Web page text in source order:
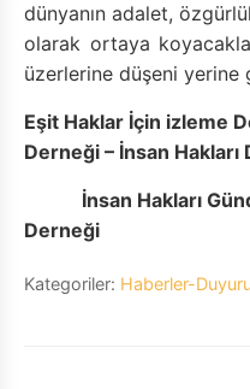
dünyanın adalet,
olarak ortaya
üzerlerine düşeni yerine
Eşit Haklar İçin izleme
Derneği – İnsan Hakları
İnsan Hakları
Derneği
Kategoriler: Haberler-